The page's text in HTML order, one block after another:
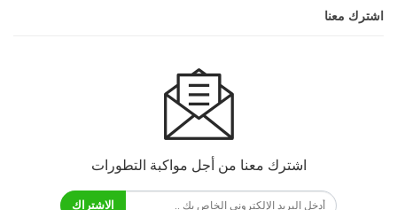
اشترك معنا
اشترك معنا من أجل مواكبة التطورات
الاشتراك